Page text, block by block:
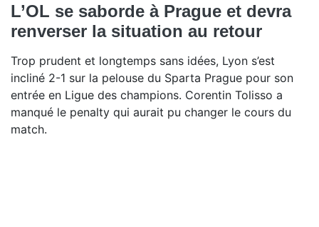
L’OL se saborde à Prague et devra
renverser la situation au retour
Trop prudent et longtemps sans idées, Lyon s’est
incliné 2-1 sur la pelouse du Sparta Prague pour son
entrée en Ligue des champions. Corentin Tolisso a
manqué le penalty qui aurait pu changer le cours du
match.